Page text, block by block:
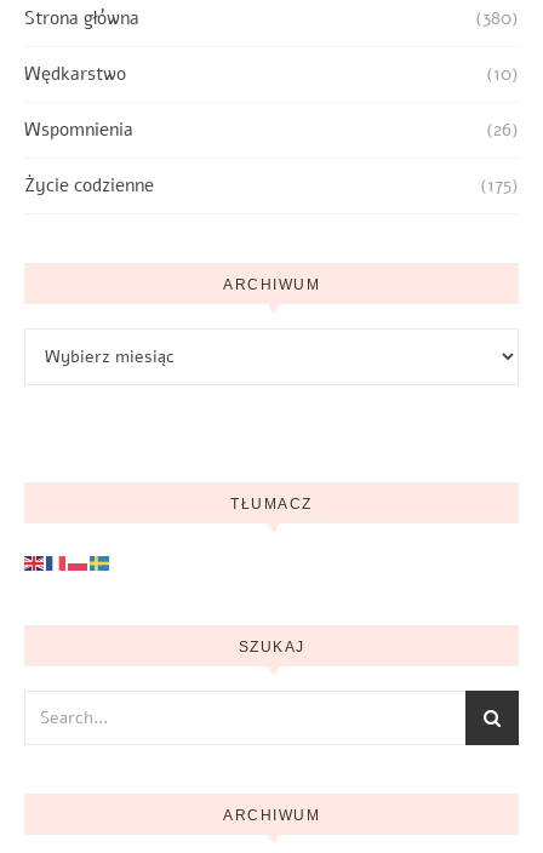
Strona główna (380)
Wędkarstwo (10)
Wspomnienia (26)
Życie codzienne (175)
ARCHIWUM
TŁUMACZ
SZUKAJ
ARCHIWUM